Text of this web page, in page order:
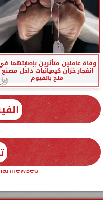
وفاة عاملين متأثرين بإصابتهما
انفجار خزان كيميائيات داخل مصنع
ملح بالفيوم